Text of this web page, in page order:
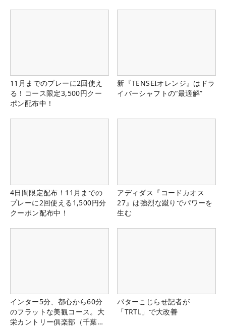
11月までのプレーに2回使え
る！コース限定3,500円クー
ポン配布中！
新『TENSEIオレンジ』はドラ
イバーシャフトの“最適解”
4日間限定配布！11月までの
プレーに2回使える1,500円分
クーポン配布中！
アディダス『コードカオス
27』は強烈な蹴りでパワーを
生む
インター5分、都心から60分
のフラットな美観コース。大
栄カントリー俱楽部（千葉
パターこじらせ記者が
「TRTL」で大改善